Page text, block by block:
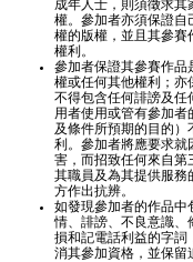
成年人士，則須徵求其
權。參加者亦須保證自
權的版權，並且其參賽
權利。
參加者保證其參賽作品
權或任何其他權利；亦
不得包含任何誹謗及任
用者使用或管有參加者
及條件所預期的目的
利。參加者將應要求就
害，而招致任何來自第
其職員及為其提供服務
方作出抗辨。
如發現參加者的作品中
情、誹謗、不良意識、
損和記電話利益的字詞
消其參加資格，並保留